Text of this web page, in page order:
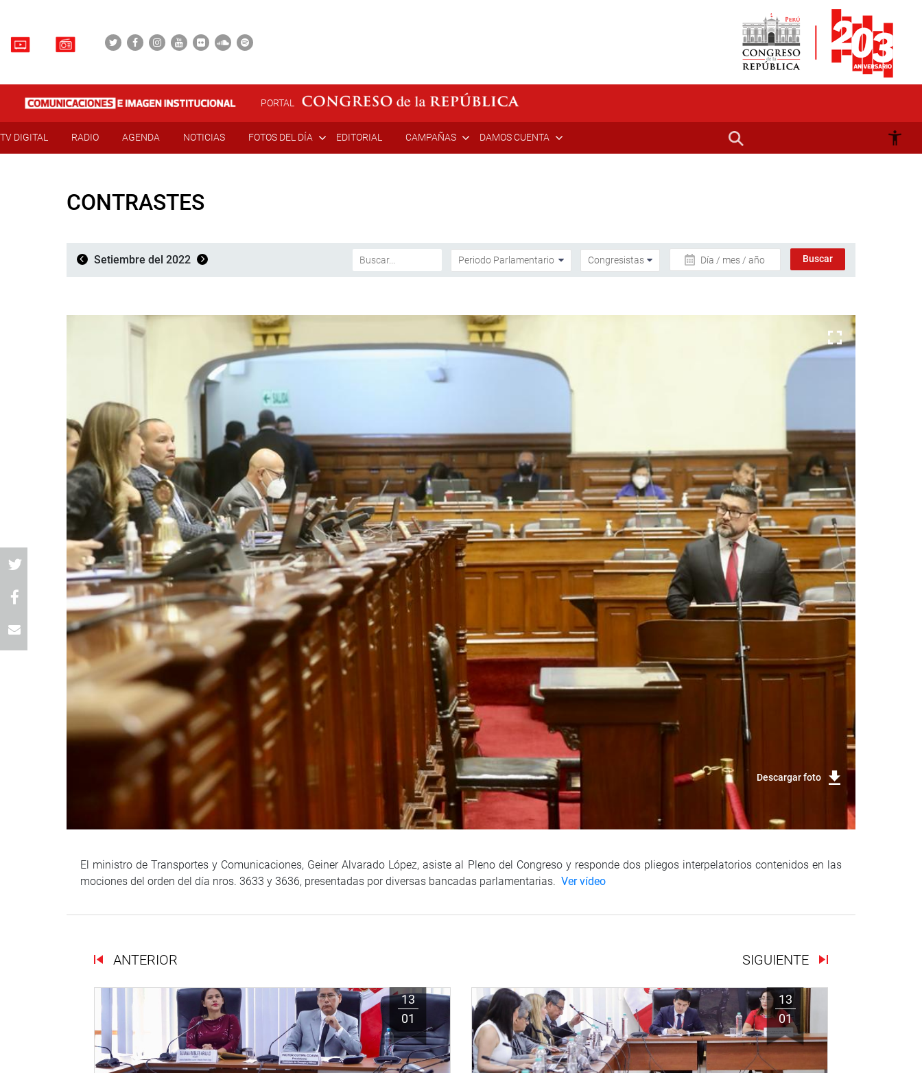
PORTAL
TV DIGITAL RADIO AGENDA NOTICIAS FOTOS DEL DÍA EDITORIAL CAMPAÑAS DAMOS CUENTA
CONTRASTES
Setiembre del 2022 Día / mes / año
Descargar foto
El ministro de Transportes y Comunicaciones, Geiner Alvarado López, asiste al Pleno del Congreso y responde dos pliegos interpelatorios contenidos en las
mociones del orden del día nros. 3633 y 3636, presentadas por diversas bancadas parlamentarias. Ver vídeo
ANTERIOR SIGUIENTE
13
01
13
01